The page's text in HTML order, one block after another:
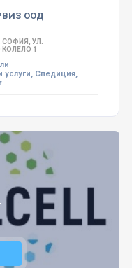
ООД
СОФИЯ, УЛ.
1
услуги, Спедиция,